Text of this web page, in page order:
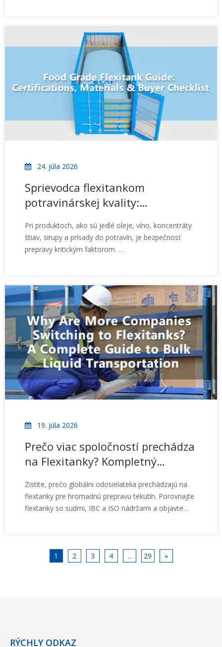
vyhrievacej podložky pre aplikácie s vysokou
viskozitou, čistá výroba s úplnou sledovateľnosťou
šarží, spoľahlivý výkon pre globálnu námornú,
železničnú a cestnú dopravu. Namiesto toho, aby
slúžil ako univerzálne obalové riešenie, PolyFlex je
navrhnutý podľa praktických požiadaviek
polyuretánovej logistiky.
24. júla 2026
Sprievodca flexitankom
potravinárskej kvality:
kontrolný zoznam pre
kupujúceho
Pri produktoch, ako sú jedlé oleje, víno, koncentráty
štiav, sirupy a prísady do potravín, je bezpečnosť
prepravy kritickým faktorom.
potravinami vo veľkých množstvách pri zachovaní
kvality produktu počas prepravy.
19. júla 2026
Prečo viac spoločností prechádza
na Flexitanky? Kompletný
prepravou kvapalín
Zistite, prečo globálni odosielatelia prechádzajú na
flextanky pre hromadnú prepravu tekutín. Porovnajte
flextanky so sudmi, IBC a ISO nádržami a objavte
1
2 3 4 ... 29 »
RÝCHLY ODKAZ